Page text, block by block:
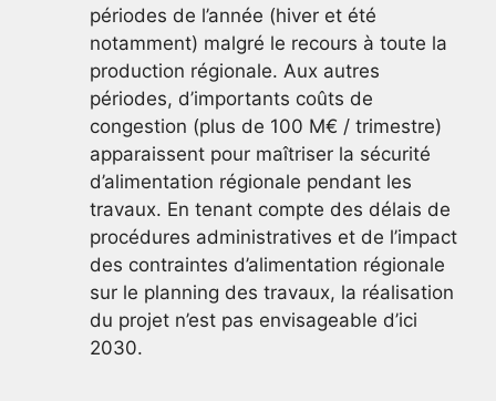
périodes de l’année (hiver et été
notamment) malgré le recours à toute la
production régionale. Aux autres
périodes, d’importants coûts de
congestion (plus de 100 M€ / trimestre)
apparaissent pour maîtriser la sécurité
d’alimentation régionale pendant les
travaux. En tenant compte des délais de
procédures administratives et de l’impact
des contraintes d’alimentation régionale
sur le planning des travaux, la réalisation
du projet n’est pas envisageable d’ici
2030.